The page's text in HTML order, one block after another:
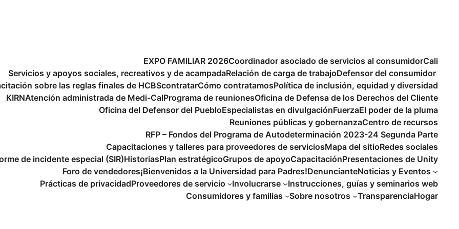
EXPO FAMILIAR 2026Coordinador asociado de servicios al consumidorCali
Servicios y apoyos sociales, recreativos y de acampadaRelación de carga de trabajoDefensor del consumidor
sobre las reglas finales de HCBScontratarCómo contratamosPolítica de inclusión, equidad y diversidad
KIRNAtención administrada de Medi-CalPrograma de reunionesOficina de Defensa de los Derechos del Cliente
Oficina del Defensor del PuebloEspecialistas en divulgaciónFuerzaEl poder de la pluma
Reuniones públicas y gobernanzaCentro de recursos
RFP – Fondos del Programa de Autodeterminación 2023-24 Segunda Parte
Capacitaciones y talleres para proveedores de serviciosMapa del sitioRedes sociales
de incidente especial (SIR)HistoriasPlan estratégicoGrupos de apoyoCapacitaciónPresentaciones de Unity
Foro de vendedores¡Bienvenidos a la Universidad para Padres!DenuncianteNoticias y Eventos
Prácticas de privacidadProveedores de servicio Involucrarse
Instrucciones, guías y seminarios web
Consumidores y familias
Sobre nosotros TransparenciaHogar